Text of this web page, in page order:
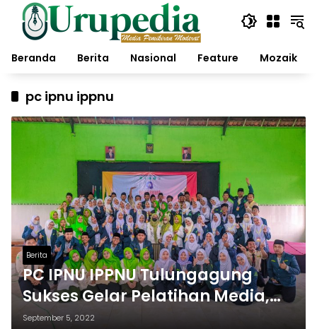
Langsung
konten
Beranda
Berita Nasional Feature Mozaik
pc ipnu ippnu
Berita
PC IPNU IPPNU Tulungagung
Sukses Gelar Pelatihan Media,
Ketua: Kamu akan Dicari
September 5, 2022